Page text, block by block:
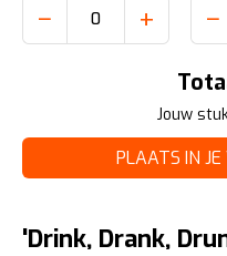
− + −
Jouw
PLAATS IN
'Drink, Drank,